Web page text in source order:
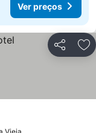
Ver preços
Partilhar